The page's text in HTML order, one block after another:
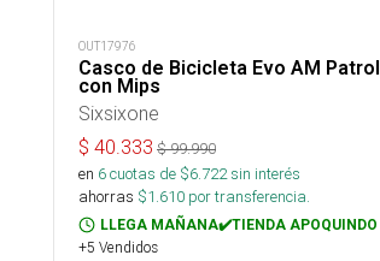
OUT17976
Casco de Bicicleta Evo AM Patrol
con Mips
Sixsixone
$ 40.333 $99.990
en 6cuotas de $6.722sin interés
ahorras $1.610 por transferencia.
LLEGA MAÑANA✔️TIENDA APOQUINDO
+5 Vendidos